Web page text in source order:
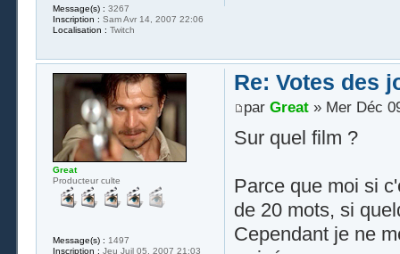
Message(s) : 3267
Inscription : Sam Avr 14, 2007 22:06
Localisation : Twitch
Re: Votes des
par Great» Mer Déc
Sur quel film ?
Parce que moi si
de 20 mots, si
Cependant je ne
Great
Producteur culte
Message(s) : 1497
Inscription : Jeu Juil 05, 2007 21:03